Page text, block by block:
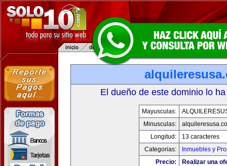
El dueño de este dominio lo
Mayusculas:
Minusculas:
Longitud:
13 caracteres
Categorias:
Inmuebles y
Precio:
Realizar una